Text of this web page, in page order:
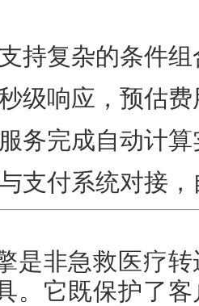
持复杂的条件
级响应，预估
服务完成自动计
与支付系统对接
是非急救医疗
。它既保护了